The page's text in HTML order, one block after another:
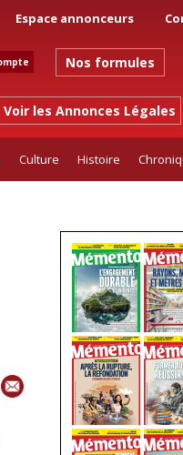
Espace annonceurs
Nos formules
Voir les Annonces Légales
Culture Histoire